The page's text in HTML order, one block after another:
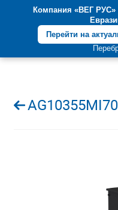
Компания «ВЕГ РУС»
Перейти на